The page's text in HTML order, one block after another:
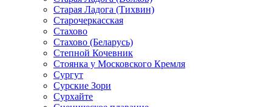
Старая Ладога (Тихвин)
Старочеркасская
Стахово
Стахово (Беларусь)
Степной Кочевник
Стоянка у Московского Кремля
Сургут
Сурские Зори
Сурхайте